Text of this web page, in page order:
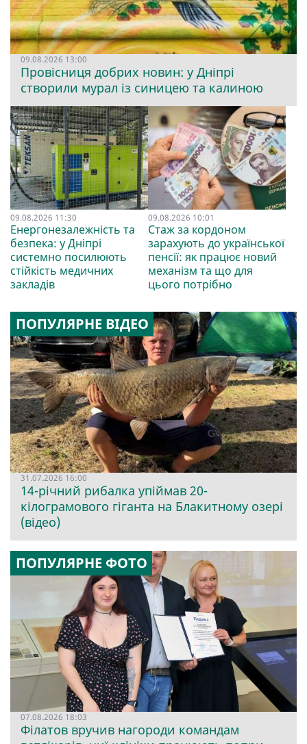
09.08.2026 13:00
Провісниця добрих новин: у Дніпрі
створили мурал із синицею та калиною
09.08.2026 11:30
Енергонезалежність та
безпека: у Дніпрі
системно посилюють
стійкість медичних
закладів
09.08.2026 10:01
Стаж за кордоном
зарахують до української
пенсії: як працює новий
механізм та що для
цього потрібно
ПОПУЛЯРНЕ ВІДЕО
31.07.2026 16:00
14-річний рибалка упіймав 20-
кілограмового гіганта на Блакитному озері
(відео)
ПОПУЛЯРНЕ ФОТО
07.08.2026 18:03
Філатов вручив нагороди командам